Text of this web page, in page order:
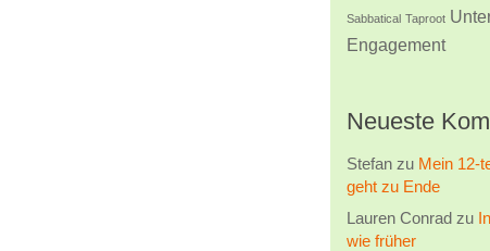
Sabbatical Taproot
Engagement
Neueste
Stefanzu Mein 12-
geht zu Ende
Lauren Conradzu
wie früher